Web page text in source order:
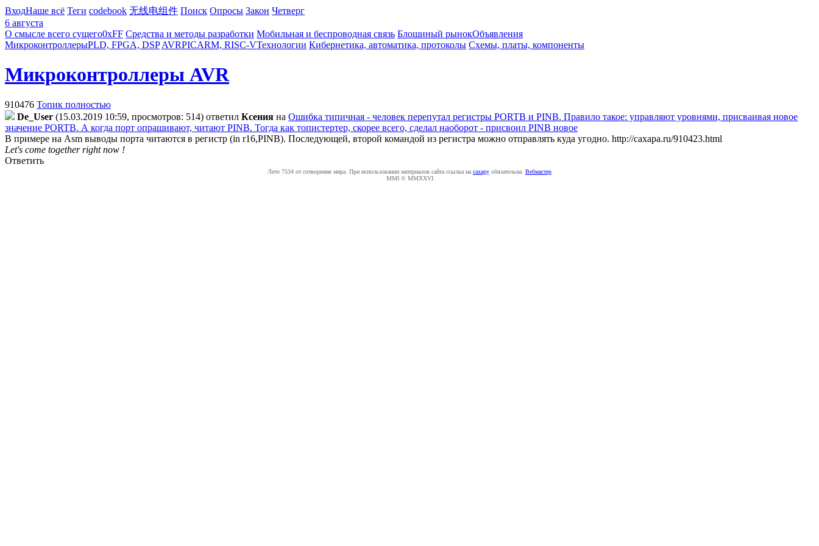
ВходНаше всё Теги codebook 无线电组件 Поиск Опросы Закон Четверг
6 августа
О смысле всего сущего0xFF Средства и методы разработки Мобильная и беспроводная связь Блошиный рынокОбъявления
МикроконтроллерыPLD, FPGA, DSP AVRPICARM, RISC-VТехнологии Кибернетика, автоматика, протоколы Схемы, платы, компоненты
Микроконтроллеры AVR
910476 Топик полностью
De_User (15.03.2019 10:59, просмотров: 514) ответил Ксения на Ошибка типичная - человек перепутал регистры PORTB и PINB. Правило такое: управляют уровнями, присваивая новое
значение PORTB. А когда порт опрашивают, читают PINB. Тогда как топистертер, скорее всего, сделал наоборот - присвоил PINB новое
В примере на Asm выводы порта читаются в регистр (in r16,PINB). Последующей, второй командой из регистра можно отправлять куда угодно. http://caxapa.ru/910423.html
Let's come together right now !
Ответить
Лето 7534 от сотворения мира. При использовании материалов сайта ссылка на caxapу обязательна. Вебмастер
MMI © MMXXVI